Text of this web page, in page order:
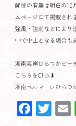
開催の有無は明日の10
ムページにて掲載され
強風・強雨などにより
中で中止となる場合も
湘南海岸ひらつかビー
こちらをClick⬇︎
湘南ベルマーレひらつ